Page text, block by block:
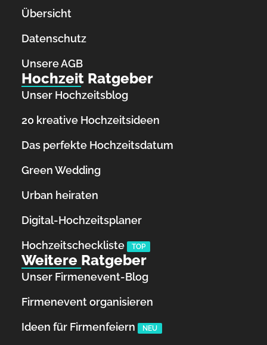
Übersicht
Datenschutz
Unsere AGB
Hochzeit Ratgeber
Unser Hochzeitsblog
20 kreative Hochzeitsideen
Das perfekte Hochzeitsdatum
Green Wedding
Urban heiraten
Digital-Hochzeitsplaner
Hochzeits­checkliste
TOP
Weitere Ratgeber
Unser Firmenevent-Blog
Firmenevent organisieren
Ideen für Firmenfeiern
NEU